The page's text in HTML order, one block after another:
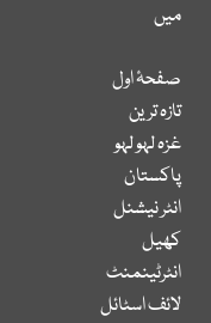
میں
صفحۂ اول
تازہ ترین
غزہ لہو لہو
پاکستان
انٹر نیشنل
کھیل
انٹرٹینمنٹ
لائف اسٹائل